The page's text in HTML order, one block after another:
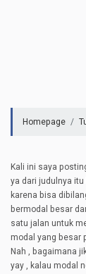
Homepage
Kali ini saya
ya dari judulnya
karena bisa
bermodal besar
satu jalan untuk
modal yang besar
Nah , bagaimana
yay , kalau modal